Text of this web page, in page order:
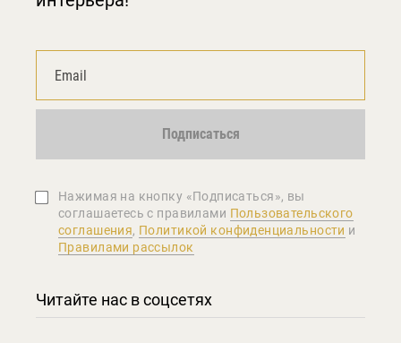
Подписаться
Нажимая на кнопку «Подписаться», вы
соглашаетеcь с правилами Пользовательского
соглашения, Политикой конфиденциальности и
Правилами рассылок
Читайте нас в соцсетях